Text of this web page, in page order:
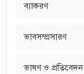
ব্যাকরণ
ভাবসম্প্রসারণ
ভাষণ ও প্রতিবেদন